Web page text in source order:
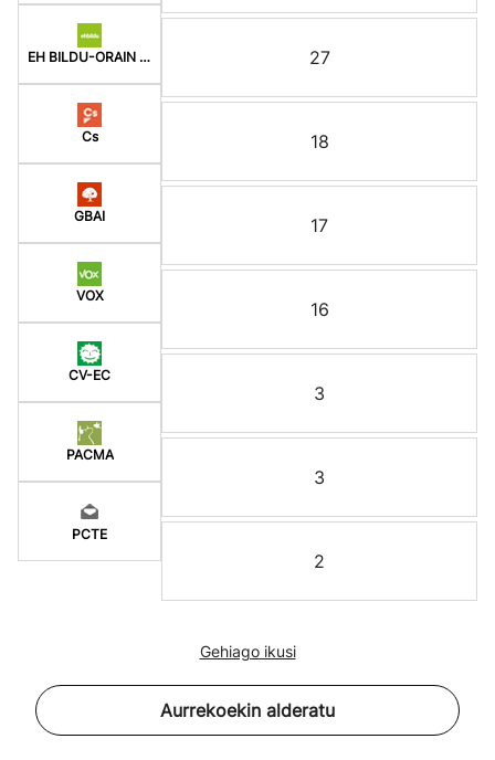
EH BILDU-ORAIN ERREP
Cs
GBAI
VOX
CV-EC
PACMA
PCTE
27
18
17
16
3
3
2
Gehiago ikusi
Aurrekoekin alderatu